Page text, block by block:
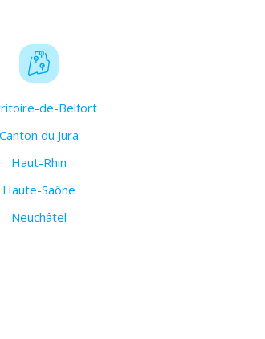
de-Belfort
Canton du Jura
Haut-Rhin
Haute-Saône
Neuchâtel